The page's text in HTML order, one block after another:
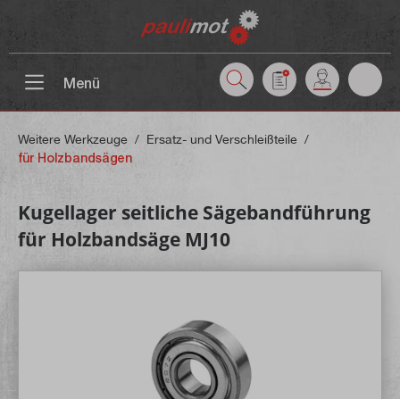
Menü
Weitere Werkzeuge / Ersatz- und Verschleißteile /
für Holzbandsägen
Kugellager seitliche Sägebandführung
für Holzbandsäge MJ10